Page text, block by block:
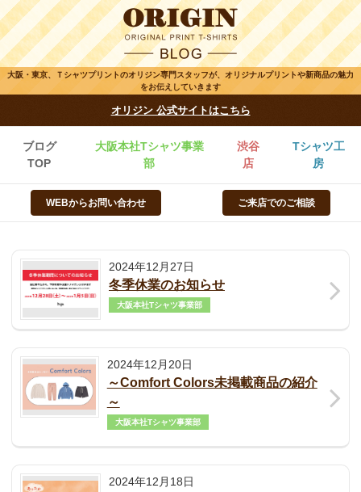
大阪・東京、Ｔシャツプリントのオリジン専門スタッフが、オリジナルプリントや新商品の魅力
をお伝えしていきます
オリジン 公式サイトはこちら
ブログ
TOP
大阪本社Tシャツ事業
部
渋谷
店
Tシャツ工
房
WEBからお問い合わせ ご来店でのご相談
2024年12月27日
冬季休業のお知らせ
大阪本社Tシャツ事業部
2024年12月20日
～Comfort Colors未掲載商品の紹介
～
大阪本社Tシャツ事業部
2024年12月18日